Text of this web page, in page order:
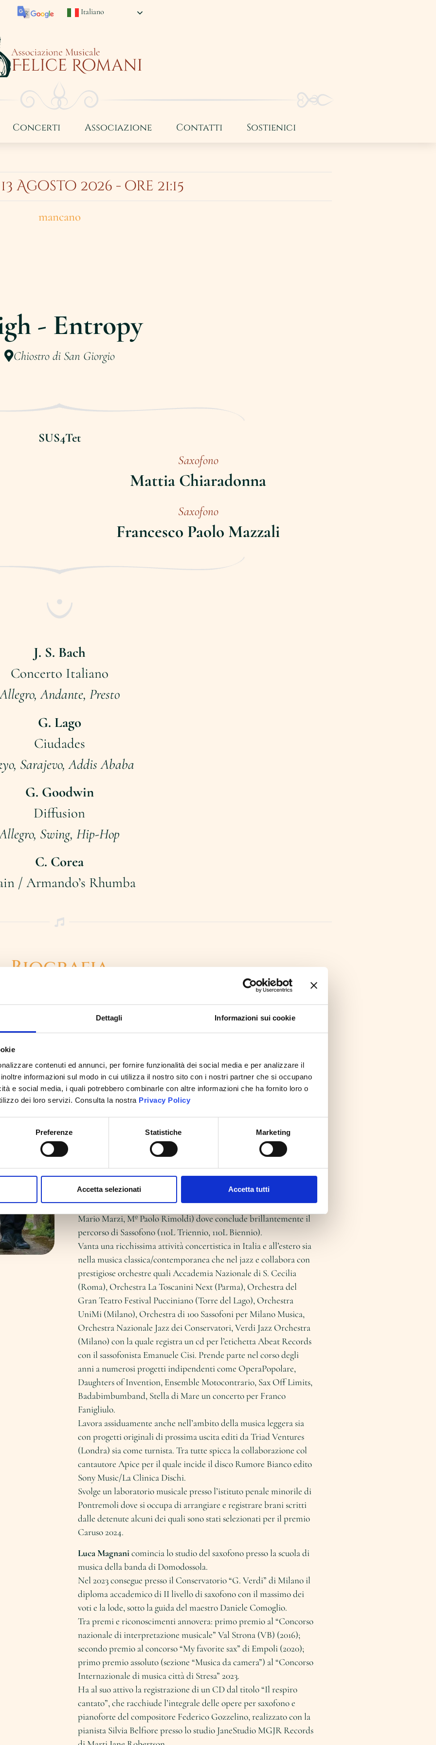
Dettagli Informazioni sui cookie
contenuti ed annunci, per fornire funzionalità dei social media e per analizzare il
informazioni sul modo in cui utilizza il nostro sito con i nostri partner che si occupano
e social media, i quali potrebbero combinarle con altre informazioni che ha fornito loro o
dei loro servizi. Consulta la nostra Privacy Policy
Preferenze Statistiche Marketing
Accetta selezionati Accetta tutti
Italiano
Concerti Associazione Contatti Sostienici
Agosto 2026 - ore 21:15
mancano
- Entropy
Chiostro di San Giorgio
SUS4Tet
Saxofono
Mattia Chiaradonna
Saxofono
Francesco Paolo Mazzali
J. S. Bach
Concerto Italiano
Andante, Presto
G. Lago
Ciudades
Sarajevo, Addis Ababa
G. Goodwin
Diffusion
Swing, Hip-Hop
C. Corea
/ Armando’s Rhumba
Biografia
SUS4Tet - Collettivo Modulabile di Sassofoni nasce dalla volontà
di giovani professionisti di esplorare le formazioni cameristiche
per sax in modo non convenzionale e trasversale al repertorio con
l’obiettivo di non nascondere la natura mutevole dello strumento
affrontati sono eterogenei grazie alla malleabilità dei componenti
di adattarsi ai vari stili musicali e al momento è in cantiere un
progetto crossover con tutte musiche inedite composte
appositamente per il gruppo.
polistrumentista e compositore. Inizia lo studio della musica nella
Filarmonica S. Cecilia del suo comune, Bagnone. Vincitore di più
Premio del Conservatorio di Milano 2019/2020, studia Sassofono e
Composizione presso i conservatori G. Puccini di La Spezia (Mº
Marco Falaschi, Mº Andrea Nicoli) e G. Verdi di Milano (Mº
Mario Marzi, Mº Paolo Rimoldi) dove conclude brillantemente il
percorso di Sassofono (110L Triennio, 110L Biennio).
Vanta una ricchissima attività concertistica in Italia e all’estero sia
nella musica classica/contemporanea che nel jazz e collabora con
prestigiose orchestre quali Accademia Nazionale di S. Cecilia
(Roma), Orchestra La Toscanini Next (Parma), Orchestra del
Gran Teatro Festival Pucciniano (Torre del Lago), Orchestra
UniMi (Milano), Orchestra di 100 Sassofoni per Milano Musica,
Orchestra Nazionale Jazz dei Conservatori, Verdi Jazz Orchestra
(Milano) con la quale registra un cd per l’etichetta Abeat Records
con il sassofonista Emanuele Cisi. Prende parte nel corso degli
anni a numerosi progetti indipendenti come OperaPopolare,
Daughters of Invention, Ensemble Motocontrario, Sax Off Limits,
Badabimbumband, Stella di Mare un concerto per Franco
Fanigliulo.
Lavora assiduamente anche nell’ambito della musica leggera sia
con progetti originali di prossima uscita editi da Triad Ventures
(Londra) sia come turnista. Tra tutte spicca la collaborazione col
cantautore Apice per il quale incide il disco Rumore Bianco edito
Sony Music/La Clinica Dischi.
Svolge un laboratorio musicale presso l’istituto penale minorile di
Pontremoli dove si occupa di arrangiare e registrare brani scritti
dalle detenute alcuni dei quali sono stati selezionati per il premio
Caruso 2024.
Luca Magnanicomincia lo studio del saxofono presso la scuola di
musica della banda di Domodossola.
Nel 2023 consegue presso il Conservatorio “G. Verdi” di Milano il
diploma accademico di II livello di saxofono con il massimo dei
voti e la lode, sotto la guida del maestro Daniele Comoglio.
Tra premi e riconoscimenti annovera: primo premio al “Concorso
nazionale di interpretazione musicale” Val Strona (VB) (2016);
secondo premio al concorso “My favorite sax” di Empoli (2020);
primo premio assoluto (sezione “Musica da camera”) al “Concorso
Internazionale di musica città di Stresa” 2023.
Ha al suo attivo la registrazione di un CD dal titolo “Il respiro
cantato”, che racchiude l’integrale delle opere per saxofono e
pianoforte del compositore Federico Gozzelino, realizzato con la
pianista Silvia Belfiore presso lo studio JaneStudio MGJR Records